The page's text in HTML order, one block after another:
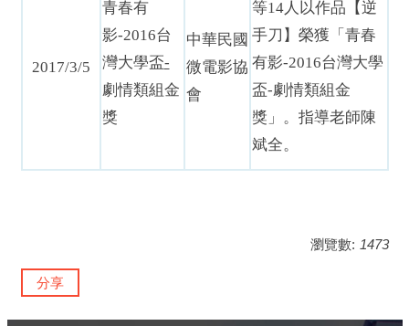
2017/3/5
青春有
影-2016台
灣大學盃-
劇情類組金
獎
中華民國
微電影協
會
等14人以作品【逆
手刀】榮獲「青春
有影-2016台灣大學
盃-劇情類組金
獎」。指導老師陳
斌全。
瀏覽數: 1473
分享